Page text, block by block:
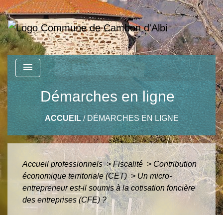
menu
Démarches en ligne
ACCUEIL/ DÉMARCHES EN LIGNE
Accueil professionnels> Fiscalité > Contribution
économique territoriale (CET)> Un micro-
entrepreneur est-il soumis à la cotisation foncière
des entreprises (CFE) ?